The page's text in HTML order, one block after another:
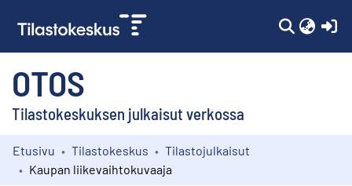
OTOS
Tilastokeskuksen julkaisut verkossa
Kokoelmat
Etusivu Tilastokeskus
Tilastojulkaisut
Kaupan liikevaihtokuvaaja